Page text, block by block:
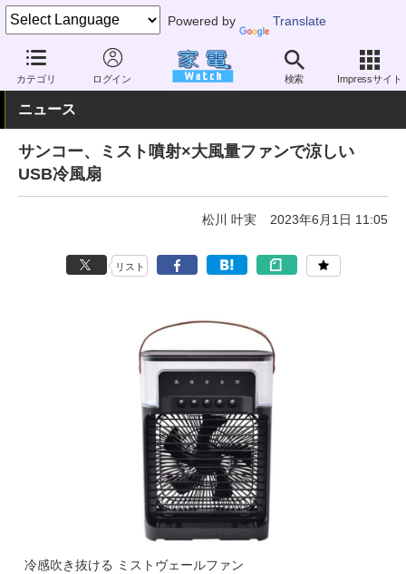
Powered by Translate
カテゴリ ログイン 検索 Impressサイト
家電 Watch 空調家電 扇風機 USB扇風機
ニュース
サンコー、ミスト噴射×大風量ファンで涼しい
USB冷風扇
松川 叶実 2023年6月1日 11:05
リスト
冷感吹き抜ける ミストヴェールファン